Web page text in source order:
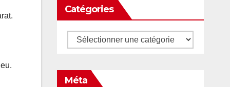
Catégories
Catégories
Méta